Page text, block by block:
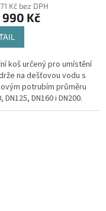
Kč bez DPH
990 Kč
koš určený pro umístění
na dešťovou vodu s
potrubím průměru
DN125, DN160 i DN200.
je vyrobeno z